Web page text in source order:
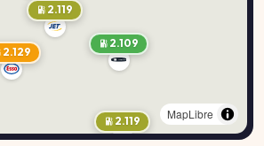
2.129
2.119
2.119
2.109
MapLibre